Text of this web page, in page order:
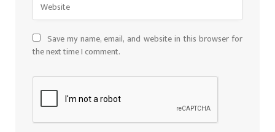
Save my name, email, and website in this browser for
the next time I comment.